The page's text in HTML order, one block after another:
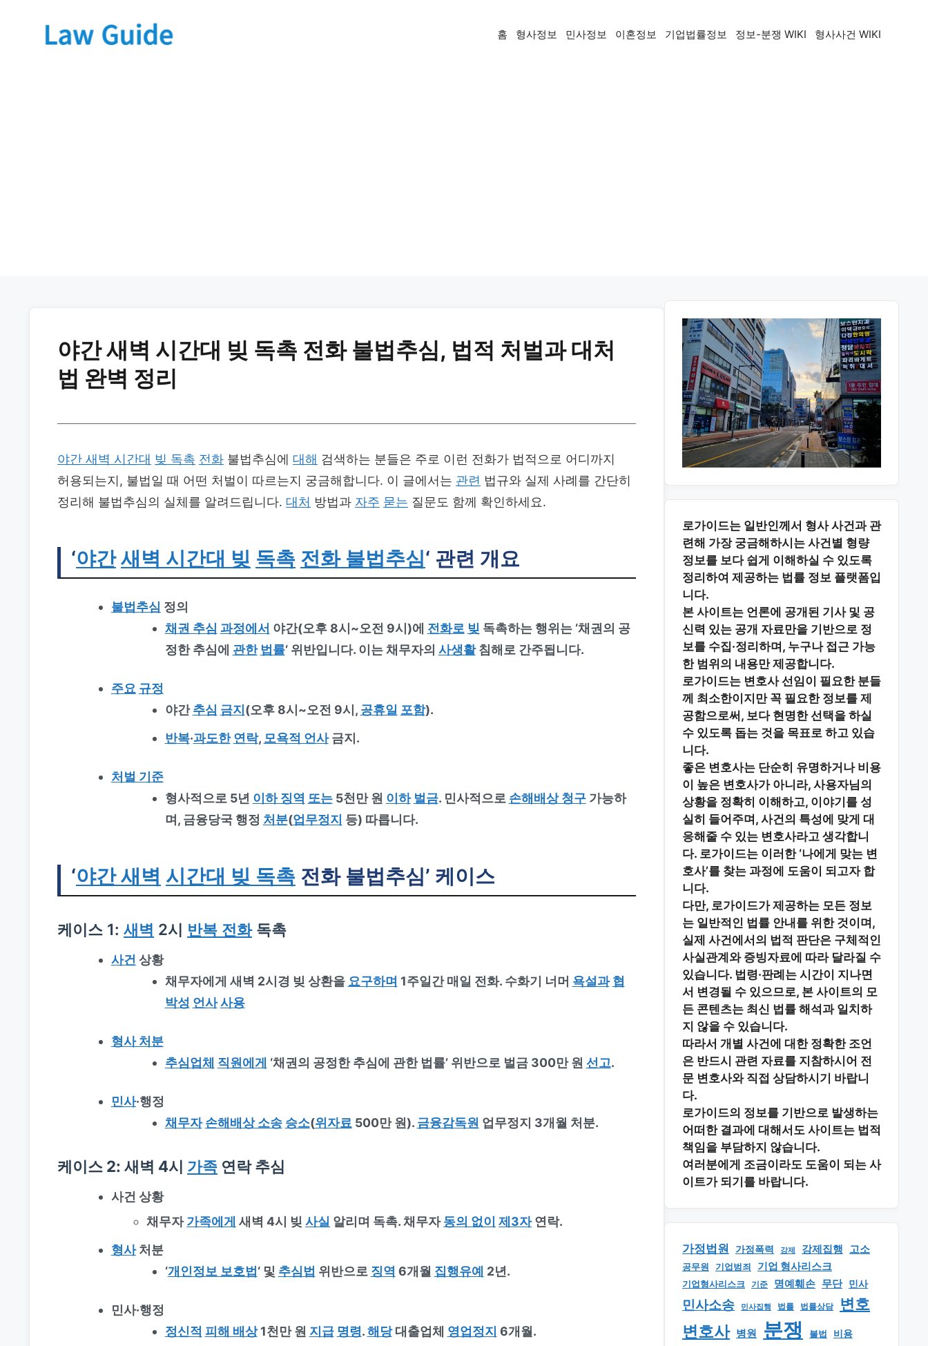
홈 형사정보 민사정보 이혼정보 기업법률정보 정보-분쟁 WIKI 형사사건 WIKI
야간 새벽 시간대 빚 독촉 전화 불법추심, 법적 처벌과 대처
법 완벽 정리
야간 새벽 시간대 빚 독촉 전화 불법추심에 대해 검색하는 분들은 주로 이런 전화가 법적으로 어디까지
허용되는지, 불법일 때 어떤 처벌이 따르는지 궁금해합니다. 이 글에서는 관련 법규와 실제 사례를 간단히
정리해 불법추심의 실체를 알려드립니다. 대처 방법과 자주 묻는 질문도 함께 확인하세요.
‘야간 새벽 시간대 빚 독촉 전화 불법추심‘ 관련 개요
불법추심 정의
채권 추심 과정에서 야간(오후 8시~오전 9시)에 전화로 빚 독촉하는 행위는 ‘채권의 공
정한 추심에 관한 법률‘ 위반입니다. 이는 채무자의 사생활침해로 간주됩니다.
주요 규정
야간추심 금지 (오후 8시~오전 9시, 공휴일 포함).
반복·과도한 연락, 모욕적 언사금지.
처벌 기준
형사적으로 5년 이하 징역 또는5천만 원 이하 벌금. 민사적으로 손해배상 청구가능하
며, 금융당국 행정 처분(업무정지 등) 따릅니다.
‘야간 새벽 시간대 빚 독촉 전화 불법추심’ 케이스
케이스 1: 새벽 2시 반복 전화독촉
사건 상황
채무자에게 새벽 2시경 빚 상환을 요구하며 1주일간 매일 전화. 수화기 너머 욕설과 협
박성 언사 사용
형사 처분
추심업체 직원에게 ‘채권의 공정한 추심에 관한 법률’ 위반으로 벌금 300만 원 선고.
민사·행정
채무자 손해배상 소송 승소(위자료 500만 원). 금융감독원 업무정지 3개월 처분.
케이스 2: 새벽 4시 가족 연락 추심
사건 상황
채무자가족에게 새벽 4시 빚사실 알리며 독촉. 채무자동의 없이 제3자연락.
형사처분
‘개인정보 보호법 ‘ 및 추심법 위반으로 징역 6개월 집행유예 2년.
민사·행정
정신적 피해 배상1천만 원 지급 명령.해당대출업체 영업정지 6개월.
로가이드는 일반인께서 형사 사건과 관
련해 가장 궁금해하시는 사건별 형량
정보를 보다 쉽게 이해하실 수 있도록
정리하여 제공하는 법률 정보 플랫폼입
니다.
본 사이트는 언론에 공개된 기사 및 공
신력 있는 공개 자료만을 기반으로 정
보를 수집·정리하며, 누구나 접근 가능
한 범위의 내용만 제공합니다.
로가이드는 변호사 선임이 필요한 분들
께 최소한이지만 꼭 필요한 정보를 제
공함으로써, 보다 현명한 선택을 하실
수 있도록 돕는 것을 목표로 하고 있습
니다.
좋은 변호사는 단순히 유명하거나 비용
이 높은 변호사가 아니라, 사용자님의
상황을 정확히 이해하고, 이야기를 성
실히 들어주며, 사건의 특성에 맞게 대
응해줄 수 있는 변호사라고 생각합니
다. 로가이드는 이러한 ‘나에게 맞는 변
호사’를 찾는 과정에 도움이 되고자 합
니다.
다만, 로가이드가 제공하는 모든 정보
는 일반적인 법률 안내 를 위한 것이며,
실제 사건에서의 법적 판단은 구체적인
사실관계와 증빙자료에 따라 달라질 수
있습니다. 법령·판례는 시간이 지나면
서 변경될 수 있으므로, 본 사이트의 모
든 콘텐츠는 최신 법률 해석과 일치하
지 않을 수 있습니다.
따라서 개별 사건에 대한 정확한 조언
은 반드시 관련 자료를 지참하시어 전
문 변호사와 직접 상담하시기 바랍니
다.
로가이드의 정보를 기반으로 발생하는
어떠한 결과에 대해서도 사이트는 법적
책임을 부담하지 않습니다.
여러분에게 조금이라도 도움이 되는 사
이트가 되기를 바랍니다.
가정법원 가정폭력 강제 강제집행 고소
공무원 기업범죄 기업 형사리스크
기업형사리스크 기준 명예훼손 무단 민사
민사소송 민사집행 법률 법률상담
변호
변호사 병원 분쟁 불법 비용